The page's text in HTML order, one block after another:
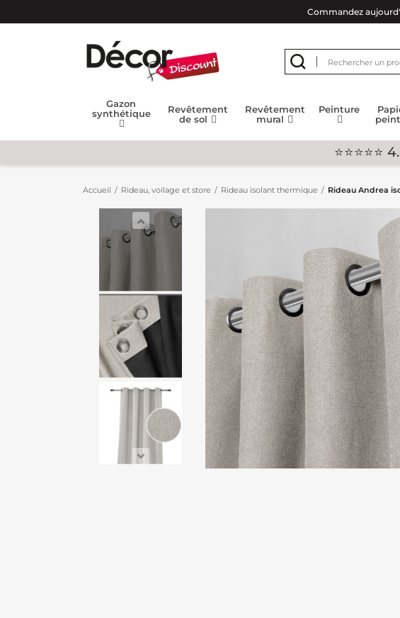
Commandez
Gazon
synthétique
Revêtement
de sol
Revêtement
mural
Peinture
peint
Accueil Rideau, voilage et store Rideau isolant thermique Rideau Andrea